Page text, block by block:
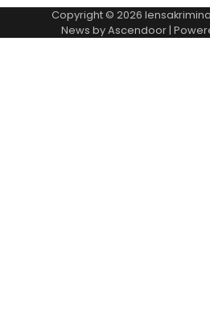
Copyright © 2026
News byAscendoor|